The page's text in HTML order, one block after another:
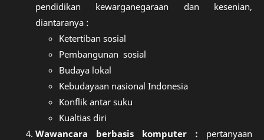
pendidikan kewarganegaraan dan kesenian,
diantaranya :
Ketertiban sosial
Pembangunan sosial
Budaya lokal
Kebudayaan nasional Indonesia
Konflik antar suku
Kualtias diri
Wawancara berbasis komputer : pertanyaan